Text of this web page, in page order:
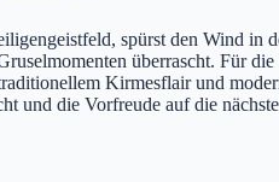
spürst den Wind
überrascht. Für
Kirmesflair und
und die Vorfreude auf die